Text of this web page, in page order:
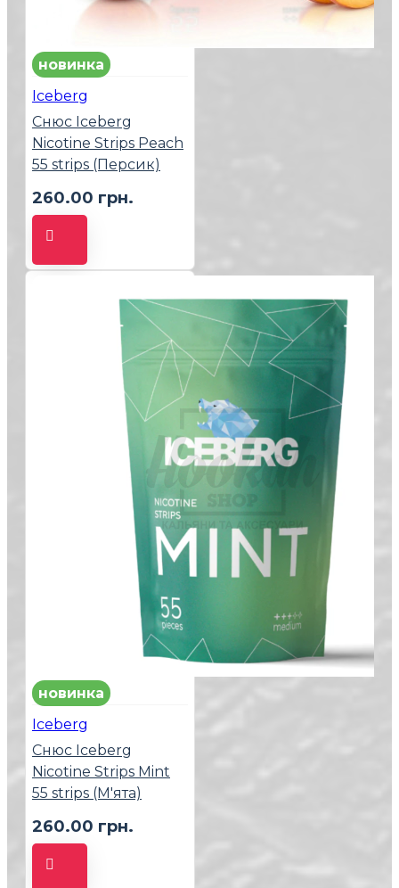
новинка
Iceberg
Снюс Iceberg
Nicotine Strips Peach
55 strips (Персик)
260.00 грн.
новинка
Iceberg
Снюс Iceberg
Nicotine Strips Mint
55 strips (М'ята)
260.00 грн.